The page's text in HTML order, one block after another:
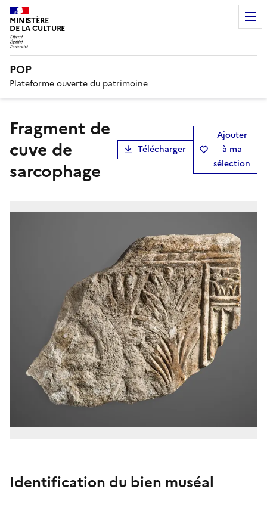
MINISTÈRE
DE LA CULTURE
POP
Plateforme ouverte du patrimoine
Fragment de
cuve de
sarcophage
Télécharger
Ajouter
à ma
sélection
Identification du bien muséal